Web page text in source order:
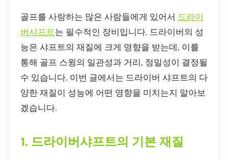
골프를 사랑하는 많은 사람들에게 있어서 드라이
버샤프트는 필수적인 장비입니다. 드라이버의 성
능은 샤프트의 재질에 크게 영향을 받는데, 이를
통해 골프 스윙의 일관성과 거리, 정밀성이 결정될
수 있습니다. 이번 글에서는 드라이버 샤프트의 다
양한 재질이 성능에 어떤 영향을 미치는지 알아보
겠습니다.
1. 드라이버샤프트의 기본 재질